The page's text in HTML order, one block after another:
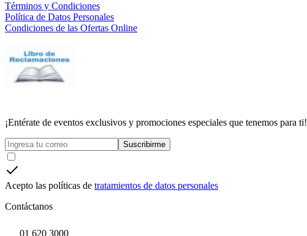
Términos y Condiciones
Política de Datos Personales
Condiciones de las Ofertas Online
¡Entérate de eventos exclusivos y promociones especiales que tenemos para ti!
Suscribirme
Acepto las políticas de tratamientos de datos personales
Contáctanos
01 620 3000